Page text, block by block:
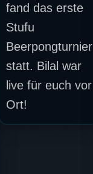
fand das erste
Stufu
Beerpongturnier
statt. Bilal war
live für euch vor
Ort!